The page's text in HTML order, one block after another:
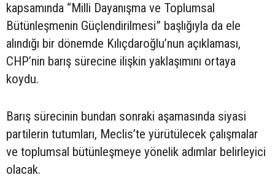
kapsamında “Milli Dayanışma ve Toplumsal
Bütünleşmenin Güçlendirilmesi” başlığıyla da ele
alındığı bir dönemde Kılıçdaroğlu’nun açıklaması,
CHP’nin barış sürecine ilişkin yaklaşımını ortaya
koydu.
Barış sürecinin bundan sonraki aşamasında siyasi
partilerin tutumları, Meclis’te yürütülecek çalışmalar
ve toplumsal bütünleşmeye yönelik adımlar belirleyici
olacak.